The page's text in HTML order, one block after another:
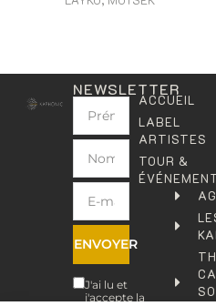
NEWSLETTER
ENVOYER
J'ai lu et
j'accepte la
ACCUEIL
LABEL
ARTISTES
TOUR &